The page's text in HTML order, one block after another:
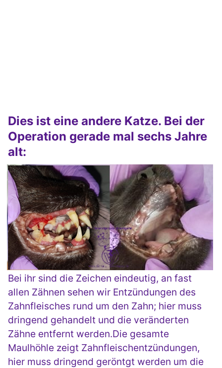
Dies ist eine andere Katze. Bei der
Operation gerade mal sechs Jahre
alt:
Bei ihr sind die Zeichen eindeutig, an fast
allen Zähnen sehen wir Entzündungen des
Zahnfleisches rund um den Zahn; hier muss
dringend gehandelt und die veränderten
Zähne entfernt werden.Die gesamte
Maulhöhle zeigt Zahnfleischentzündungen,
hier muss dringend geröntgt werden um die